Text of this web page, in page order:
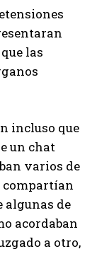
las
incluso que
un chat
varios de
compartían
algunas de
acordaban
a otro,